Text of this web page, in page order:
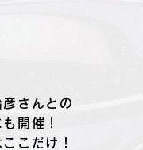
さんとの
開催！
こだけ！